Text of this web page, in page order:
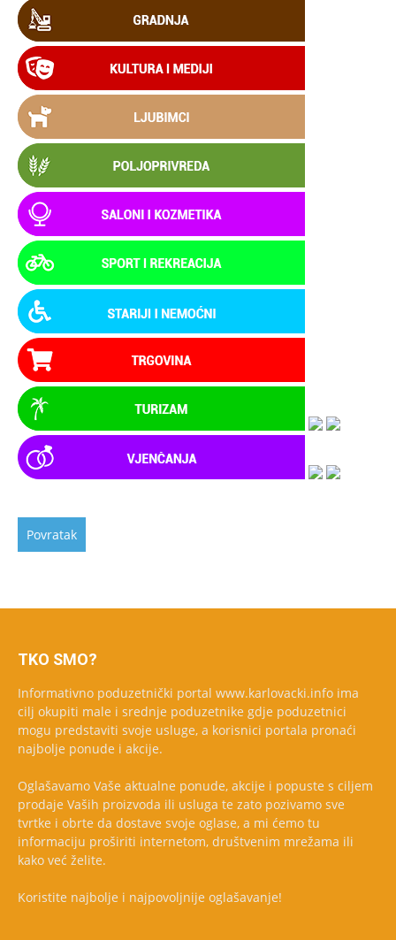
TKO SMO?
Informativno poduzetnički portal www.karlovacki.info ima
cilj okupiti male i srednje poduzetnike gdje poduzetnici
mogu predstaviti svoje usluge, a korisnici portala pronaći
najbolje ponude i akcije.
Oglašavamo Vaše aktualne ponude, akcije i popuste s ciljem
prodaje Vaših proizvoda ili usluga te zato pozivamo sve
tvrtke i obrte da dostave svoje oglase, a mi ćemo tu
informaciju proširiti internetom, društvenim mrežama ili
kako već želite.
Koristite najbolje i najpovoljnije oglašavanje!